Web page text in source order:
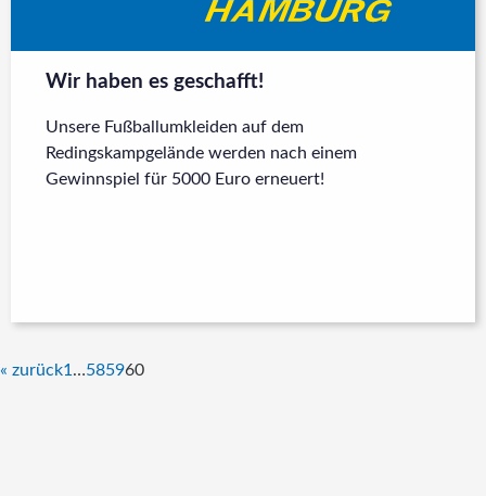
Wir haben es geschafft!
Unsere Fußballumkleiden auf dem
Redingskampgelände werden nach einem
Gewinnspiel für 5000 Euro erneuert!
« zurück1 …585960